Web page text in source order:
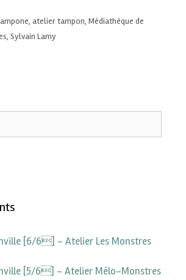
,atelier tampon,Médiathèque de
, Sylvain Lamy
[6/6] – Atelier Les Monstres
[5/6] – Atelier Mélo-Monstres